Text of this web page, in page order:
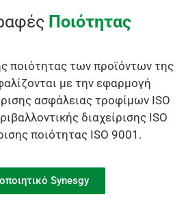
Ποιότητας
ποιότητας των προϊόντων της
με την εφαρμογή
ασφάλειας τροφίμων ISO
διαχείρισης ISO
ποιότητας ISO 9001.
Synesgy